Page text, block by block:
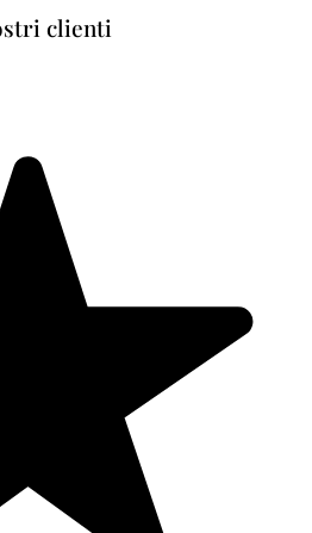
clienti